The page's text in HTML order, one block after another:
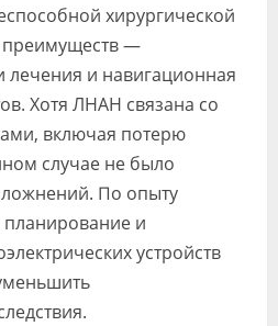
хирургической
преимуществ —
и навигационная
Хотя ЛНАН связана со
включая потерю
случае не было
По опыту
планирование и
устройств